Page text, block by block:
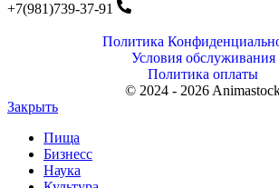
+7(981)739-37-91
Политика
Условия обслуживания
Политика оплаты
© 2024 - 2026
Закрыть
Пища
Бизнесс
Наука